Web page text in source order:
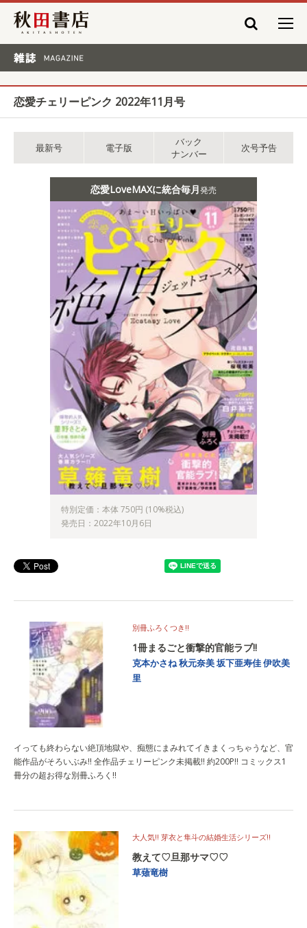
秋田書店
恋愛チェリーピンク 2022年11月号
最新号 電子版
バック
ナンバー
次号予告
恋愛LoveMAXに統合毎月発売
特別定価：本体 750円 (10%税込)
発売日：2022年10月6日
別冊ふろくつき!!
1冊まるごと衝撃的官能ラブ!!
克本かさね秋元奈美坂下亜寿佳伊吹美
里
イっても終わらない絶頂地獄や、痴態にまみれてイきまくっちゃうなど、官
能作品がそろいぶみ!! 全作品チェリーピンク未掲載!! 約200P!! コミックス1
冊分の超お得な別冊ふろく!!
大人気!! 芽衣と隼斗の結婚生活シリーズ!!
教えて♡旦那サマ♡♡
草薙竜樹